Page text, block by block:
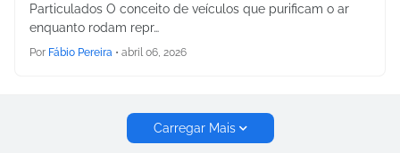
Particulados O conceito de veículos que purificam o ar
enquanto rodam repr…
Por Fábio Pereira • abril 06, 2026
Carregar Mais